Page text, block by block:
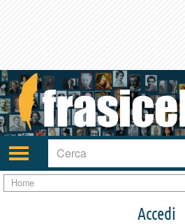
Attiva/disattiva
navigazione
Home
Accedi